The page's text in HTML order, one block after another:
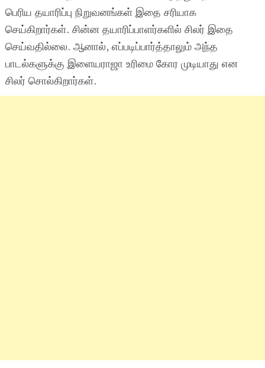
பெரிய தயாரிப்பு நிறுவனங்கள் இதை சரியாக
செய்கிறார்கள். சின்ன தயாரிப்பாளர்களில் சிலர் இதை
செய்வதில்லை. ஆனால், எப்படிப்பார்த்தாலும் அந்த
பாடல்களுக்கு இளையராஜா உரிமை கோர முடியாது என
சிலர் சொல்கிறார்கள்.